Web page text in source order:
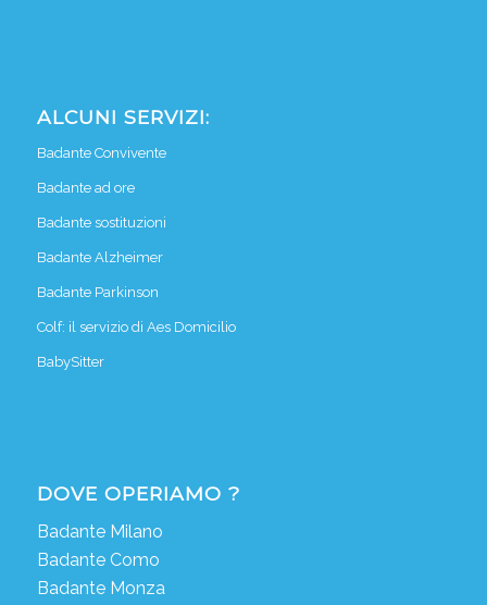
ALCUNI SERVIZI:
Badante Convivente
Badante ad ore
Badante sostituzioni
Badante Alzheimer
Badante Parkinson
Colf: il servizio di Aes Domicilio
BabySitter
DOVE OPERIAMO ?
Badante Milano
Badante Como
Badante Monza